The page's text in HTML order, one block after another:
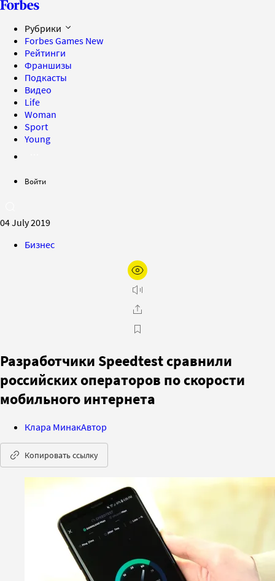
Рубрики
Forbes Games New
Рейтинги
Франшизы
Подкасты
Видео
Life
Woman
Sport
Young
Войти
04 July 2019
Бизнес
Разработчики Speedtest сравнили
российских операторов по скорости
мобильного интернета
Клара МинакАвтор
Копировать ссылку